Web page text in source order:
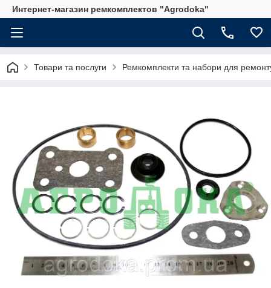
Интернет-магазин ремкомплектов "Agrodoka"
Товари та послуги Ремкомплекти та набори для